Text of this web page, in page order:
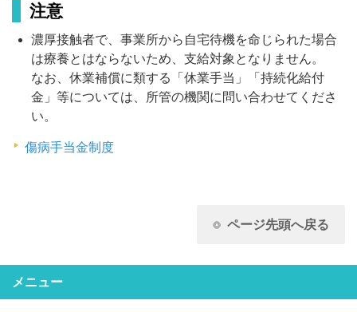
注意
濃厚接触者で、事業所から自宅待機を命じられた場合
は療養とはならないため、支給対象となりません。
なお、休業補償に類する「休業手当」「持続化給付
金」等については、所管の機関に問い合わせてくださ
い。
傷病手当金制度
ページ先頭へ戻る
メニュー